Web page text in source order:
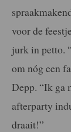
voor de
jurk in petto.
om nóg een
Depp. “Ik ga
afterparty
draait!”